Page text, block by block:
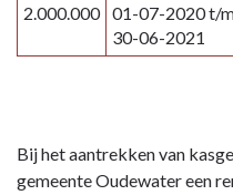
2.000.000 01-07-2020 t/
30-06-2021
Bij het aantrekken van
gemeente Oudewater een